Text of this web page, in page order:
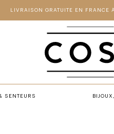
LIVRAISON GRATUITE EN FRANCE
SENTEURS